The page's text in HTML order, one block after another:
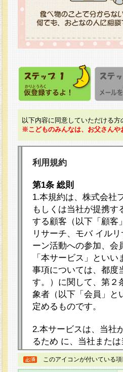
以下内容に同意していただける方
※こどものみんなは、お父さんや
利用規約
第1条 総則
1.本規約は、株式会社
もしくは当社が提携
する顧客（以下「顧客
リサーチ、モバ イル
ーン活動への参加、会
「本サービス」とい
事項については、都度
す。）に関して、第２
象者（以下「会員」と
定めるものです。
2.本サービスは、当社
るため に、当社また
ト（以下「本サイト」
ージを設け、会員がア
このアイコンが付いている